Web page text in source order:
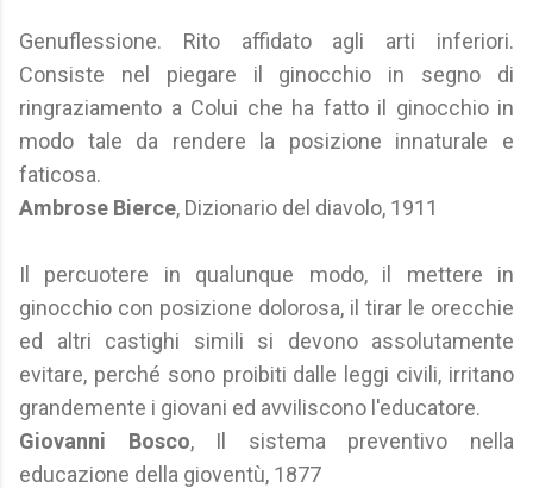
Genuflessione. Rito affidato agli arti inferiori.
Consiste nel piegare il ginocchio in segno di
ringraziamento a Colui che ha fatto il ginocchio in
modo tale da rendere la posizione innaturale e
faticosa.
Ambrose Bierce, Dizionario del diavolo, 1911
Il percuotere in qualunque modo, il mettere in
ginocchio con posizione dolorosa, il tirar le orecchie
ed altri castighi simili si devono assolutamente
evitare, perché sono proibiti dalle leggi civili, irritano
grandemente i giovani ed avviliscono l'educatore.
Giovanni Bosco, Il sistema preventivo nella
educazione della gioventù, 1877